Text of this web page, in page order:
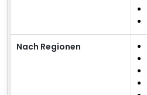
Nach Regionen